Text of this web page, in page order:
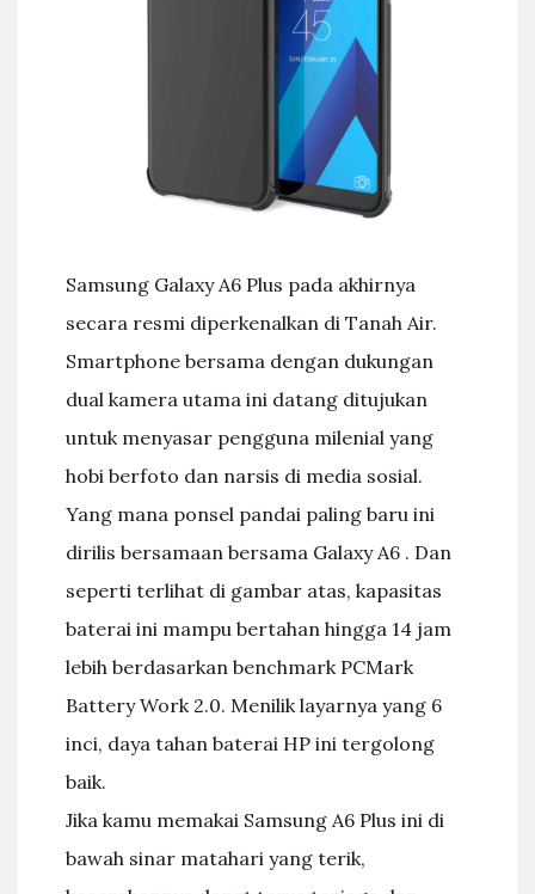
Samsung Galaxy A6 Plus pada akhirnya
secara resmi diperkenalkan di Tanah Air.
Smartphone bersama dengan dukungan
dual kamera utama ini datang ditujukan
untuk menyasar pengguna milenial yang
hobi berfoto dan narsis di media sosial.
Yang mana ponsel pandai paling baru ini
dirilis bersamaan bersama Galaxy A6 . Dan
seperti terlihat di gambar atas, kapasitas
baterai ini mampu bertahan hingga 14 jam
lebih berdasarkan benchmark PCMark
Battery Work 2.0. Menilik layarnya yang 6
inci, daya tahan baterai HP ini tergolong
baik.
Jika kamu memakai Samsung A6 Plus ini di
bawah sinar matahari yang terik,